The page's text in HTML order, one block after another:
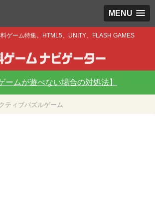
MENU
ゲーム特集。HTML5、UNITY、FLASH GAMES
ームが遊べない場合の対処法】
ティブパズルゲーム